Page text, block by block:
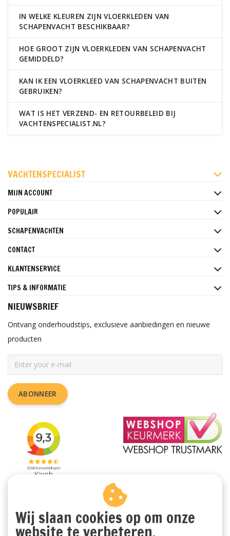
IN WELKE KLEUREN ZIJN VLOERKLEDEN VAN
SCHAPENVACHT BESCHIKBAAR?
HOE GROOT ZIJN VLOERKLEDEN VAN SCHAPENVACHT
GEMIDDELD?
KAN IK EEN VLOERKLEED VAN SCHAPENVACHT BUITEN
GEBRUIKEN?
WAT IS HET VERZEND- EN RETOURBELEID BIJ
VACHTENSPECIALIST.NL?
VACHTENSPECIALIST
MIJN ACCOUNT
POPULAIR
SCHAPENVACHTEN
CONTACT
KLANTENSERVICE
TIPS & INFORMATIE
NIEUWSBRIEF
Ontvang onderhoudstips, exclusieve aanbiedingen en nieuwe
producten
ABONNEER
Wij slaan cookies op om onze
website te verbeteren.